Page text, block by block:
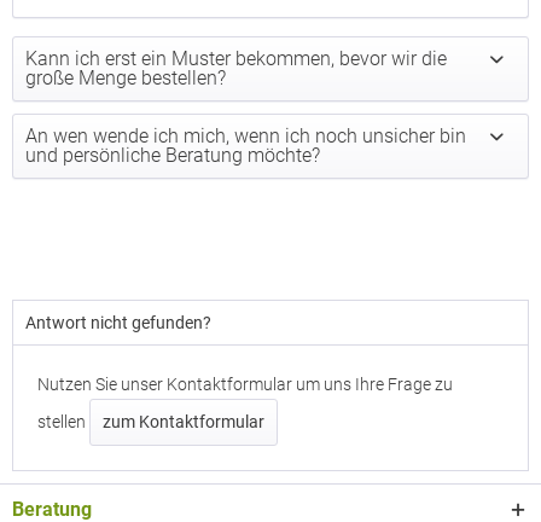
Kann ich erst ein Muster bekommen, bevor wir die
große Menge bestellen?
An wen wende ich mich, wenn ich noch unsicher bin
und persönliche Beratung möchte?
Antwort nicht gefunden?
Nutzen Sie unser Kontaktformular um uns Ihre Frage zu
stellen
zum Kontaktformular
Beratung